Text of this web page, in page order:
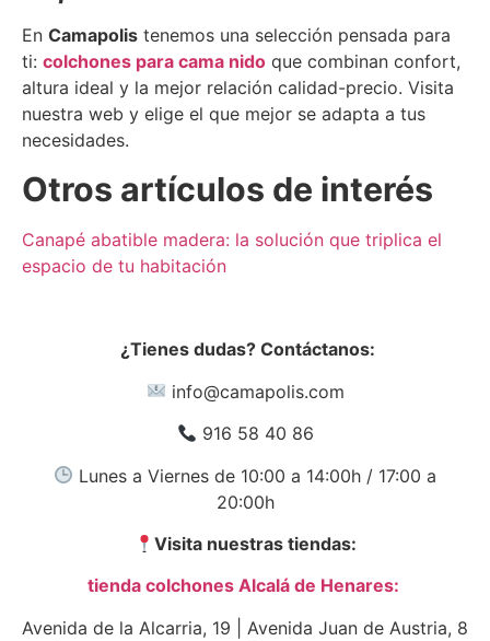
En Camapolis tenemos una selección pensada para
ti: colchones para cama nido que combinan confort,
altura ideal y la mejor relación calidad-precio. Visita
nuestra web y elige el que mejor se adapta a tus
necesidades.
Otros artículos de interés
Canapé abatible madera: la solución que triplica el
espacio de tu habitación
¿Tienes dudas? Contáctanos:
info@camapolis.com
916 58 40 86
Lunes a Viernes de 10:00 a 14:00h / 17:00 a
20:00h
Visita nuestras tiendas:
tienda colchones Alcalá de Henares:
Avenida de la Alcarria, 19 | Avenida Juan de Austria, 8